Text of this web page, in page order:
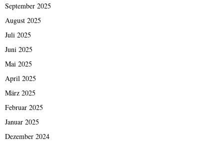
September 2025
August 2025
Juli 2025
Juni 2025
Mai 2025
April 2025
März 2025
Februar 2025
Januar 2025
Dezember 2024